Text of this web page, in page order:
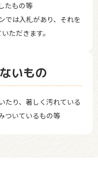
たもの等
では入札があり、それを
ただきます。
いもの
たり、著しく汚れている
ついているもの等